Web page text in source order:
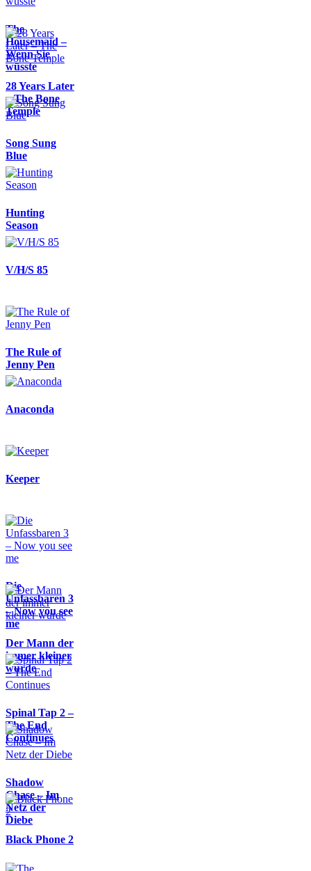
The
Housemaid –
Wenn Sie
wüsste
28 Years Later
– The Bone
Temple
Song Sung
Blue
Hunting
Season
V/H/S 85
The Rule of
Jenny Pen
Anaconda
Keeper
Die
Unfassbaren 3
– Now you see
me
Der Mann der
immer kleiner
wurde
Spinal Tap 2 –
The End
Continues
Shadow
Chase – Im
Netz der
Diebe
Black Phone 2